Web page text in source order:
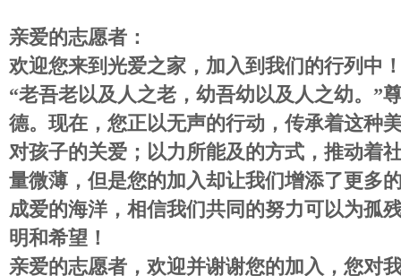
亲爱的志愿者：
欢迎您来到光爱之家，加入到我们的行列中
“老吾老以及人之老，幼吾幼以及人之幼。 ”
德。现在，您正以无声的行动，传承着这种
对孩子的关爱；以力所能及的方式，推动着
量微薄，但是您的加入却让我们增添了更多
成爱的海洋，相信我们共同的努力可以为孤
明和希望！
亲爱的志愿者，欢迎并谢谢您的加入，您对